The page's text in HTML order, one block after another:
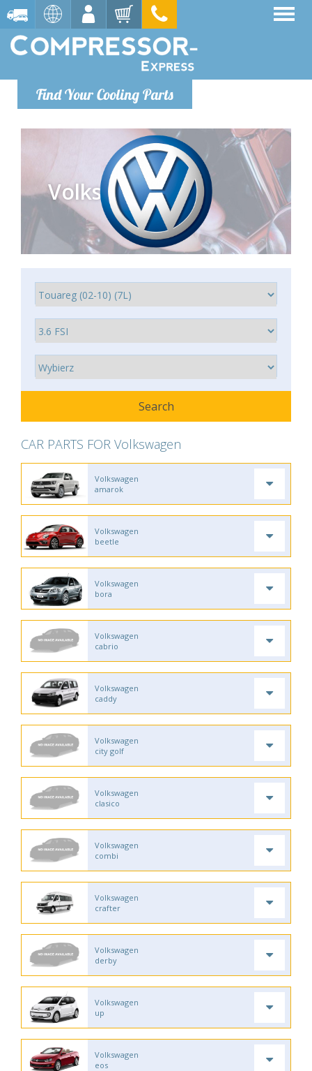
Find Your Cooling Parts
Volkswagen
CAR PARTS FOR Volkswagen
Volkswagen
amarok
Volkswagen
beetle
Volkswagen
bora
Volkswagen
cabrio
Volkswagen
caddy
Volkswagen
city golf
Volkswagen
clasico
Volkswagen
combi
Volkswagen
crafter
Volkswagen
derby
Volkswagen
up
Volkswagen
eos